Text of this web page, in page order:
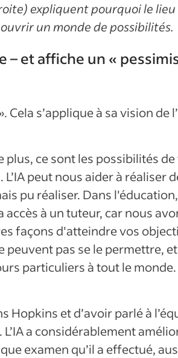
expliquent pourquoi le
un monde de possibilités.
et affiche un «
s’applique à sa vision de
plus, ce sont les possibilités
peut nous aider à réaliser
pu réaliser. Dans
à un tuteur, car nous
façons d'atteindre vos
pas se le permettre, et
particuliers à tout le
Hopkins et d’avoir parlé à
a considérablement
examen qu’il a effectué,